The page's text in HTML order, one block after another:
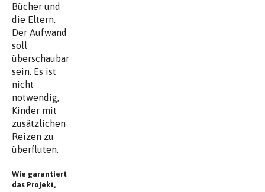
Bücher und
die Eltern.
Der Aufwand
soll
überschaubar
sein. Es ist
nicht
notwendig,
Kinder mit
zusätzlichen
Reizen zu
überfluten.
Wie garantiert
das Projekt,